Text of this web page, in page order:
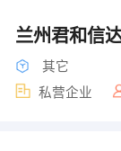
兰州君和信
其它
私营企业